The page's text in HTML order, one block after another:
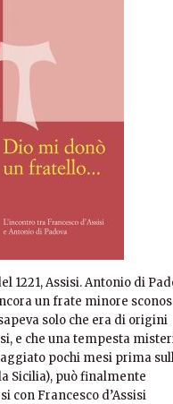
1221, Assisi. Antonio di
un frate minore
solo che era di origini
e che una tempesta
pochi mesi prima
Sicilia), può finalmente
con Francesco d’Assisi